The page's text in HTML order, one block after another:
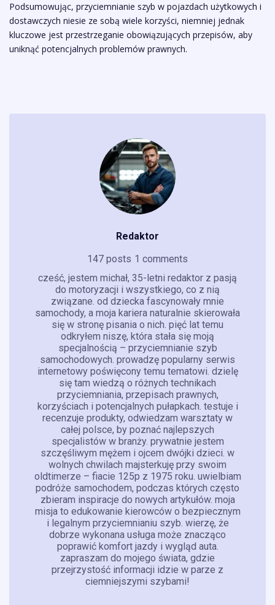
Podsumowując, przyciemnianie szyb w pojazdach użytkowych i
dostawczych niesie ze sobą wiele korzyści, niemniej jednak
kluczowe jest przestrzeganie obowiązujących przepisów, aby
uniknąć potencjalnych problemów prawnych.
Redaktor
147 posts 1 comments
cześć, jestem michał, 35-letni redaktor z pasją
do motoryzacji i wszystkiego, co z nią
związane. od dziecka fascynowały mnie
samochody, a moja kariera naturalnie skierowała
się w stronę pisania o nich. pięć lat temu
odkryłem niszę, która stała się moją
specjalnością – przyciemnianie szyb
samochodowych. prowadzę popularny serwis
internetowy poświęcony temu tematowi. dzielę
się tam wiedzą o różnych technikach
przyciemniania, przepisach prawnych,
korzyściach i potencjalnych pułapkach. testuje i
recenzuje produkty, odwiedzam warsztaty w
całej polsce, by poznać najlepszych
specjalistów w branży. prywatnie jestem
szczęśliwym mężem i ojcem dwójki dzieci. w
wolnych chwilach majsterkuję przy swoim
oldtimerze – fiacie 125p z 1975 roku. uwielbiam
podróże samochodem, podczas których często
zbieram inspiracje do nowych artykułów. moja
misja to edukowanie kierowców o bezpiecznym
i legalnym przyciemnianiu szyb. wierzę, że
dobrze wykonana usługa może znacząco
poprawić komfort jazdy i wygląd auta.
zapraszam do mojego świata, gdzie
przejrzystość informacji idzie w parze z
ciemniejszymi szybami!